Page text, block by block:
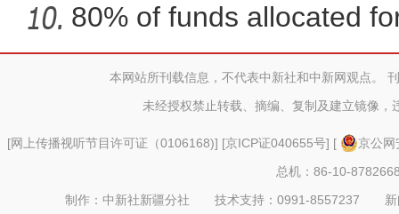
新疆兵团：朽木变工艺品
80% of funds allocated
本网站所刊载信息，不代表中新社和中新网观点。
未经授权禁止转载、摘编、复制及建立镜像，
[网上传播视听节目许可证（0106168)] [京ICP证040655号] [
京公
总机：86-10-
制作：中新社新疆分社 技术支持：0991-8557237